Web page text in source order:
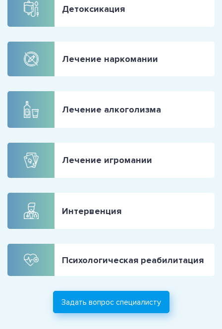
Детоксикация
Лечение наркомании
Лечение алкоголизма
Лечение игромании
Интервенция
Психологическая реабилитация
Задать вопрос специалисту